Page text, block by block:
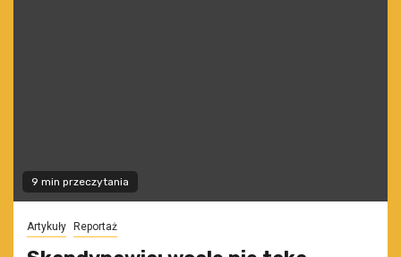
9 min przeczytania
Artykuły Reportaż